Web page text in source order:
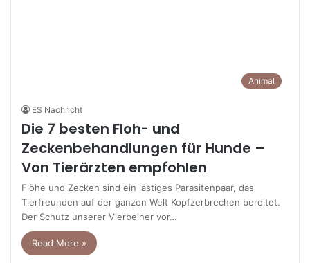
Animal
ES Nachricht
Die 7 besten Floh- und
Zeckenbehandlungen für Hunde –
Von Tierärzten empfohlen
Flöhe und Zecken sind ein lästiges Parasitenpaar, das
Tierfreunden auf der ganzen Welt Kopfzerbrechen bereitet.
Der Schutz unserer Vierbeiner vor…
Read More »